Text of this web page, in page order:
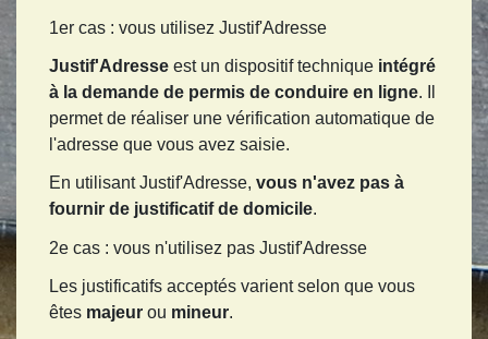
1er cas : vous utilisez Justif'Adresse
Justif'Adresse est un dispositif technique intégré
à la demande de permis de conduire en ligne. Il
permet de réaliser une vérification automatique de
l'adresse que vous avez saisie.
En utilisant Justif'Adresse, vous n'avez pas à
fournir de justificatif de domicile.
2e cas : vous n'utilisez pas Justif'Adresse
Les justificatifs acceptés varient selon que vous
êtes majeur ou mineur.